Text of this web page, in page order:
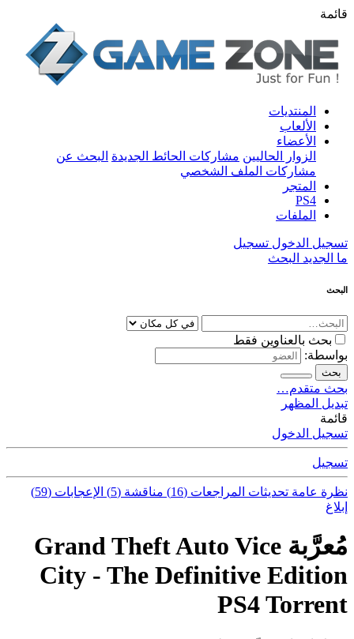
قائمة
المنتديات
الألعاب
الأعضاء
الزوار الحاليين مشاركات الحائط الجديدة البحث عن
مشاركات الملف الشخصي
المتجر
PS4
الملفات
تسجيل الدخول تسجيل
ما الجديد البحث
البحث
بحث بالعناوين فقط
بواسطة:
بحث
بحث متقدم…
تبديل المظهر
قائمة
تسجيل الدخول
تسجيل
نظرة عامة تحديثات المراجعات (16) مناقشة (5)
الإعجابات (59)
إبلاغ
مُعرَّبة Grand Theft Auto Vice
City - The Definitive Edition
PS4 Torrent